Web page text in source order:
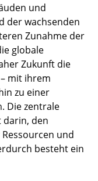
und
der wachsenden
Zunahme der
globale
Zukunft die
mit ihrem
zu einer
Die zentrale
darin, den
und
besteht ein